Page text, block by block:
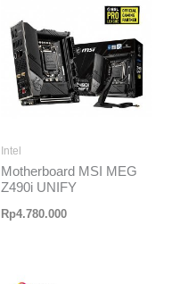
Intel
Motherboard MSI MEG
Z490i UNIFY
Rp4.780.000